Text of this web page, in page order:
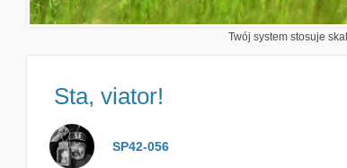
Twój system stosuje
Sta, viator!
SP42-056